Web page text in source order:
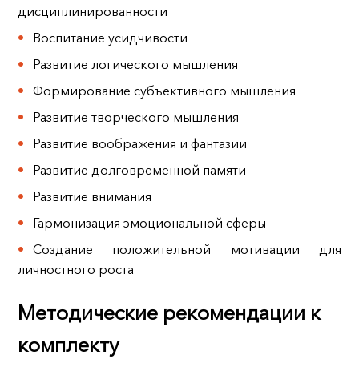
дисциплинированности
Воспитание усидчивости
Развитие логического мышления
Формирование субъективного мышления
Развитие творческого мышления
Развитие воображения и фантазии
Развитие долговременной памяти
Развитие внимания
Гармонизация эмоциональной сферы
Создание положительной мотивации для
личностного роста
Методические рекомендации к
комплекту